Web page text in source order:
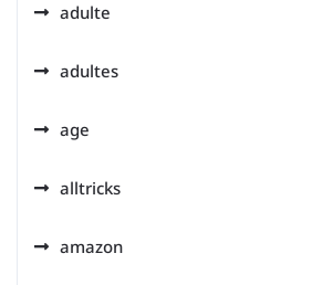
adulte
adultes
age
alltricks
amazon